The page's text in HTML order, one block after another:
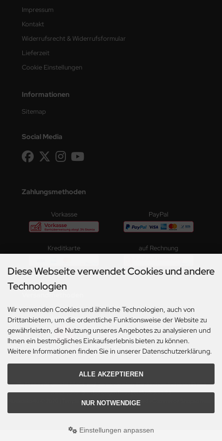
Impressum
Kontakt
Widerrufsrecht & Widerrufsformular
Lieferzeit
Cookie Einstellungen
Informationen
Sitemap
Social Media
Zahlungsmethoden
Vorkasse PayPal
Kreditkarte auf Rechnung
Versandmethoden
Paketversand
Alle Preise inkl. gesetzl. MwSt. zzgl.Versandkosten. Die durchgestrichenen Preise
entsprechen dem bisherigen Preis bei Musikdeko4u.
Musikdeko4u © 2026 | Template © 2009-2026 by modified eCommerce Shopsoftware
Diese Webseite verwendet Cookies und andere
Technologien
Wir verwenden Cookies und ähnliche Technologien, auch von
Drittanbietern, um die ordentliche Funktionsweise der Website zu
gewährleisten, die Nutzung unseres Angebotes zu analysieren und
Ihnen ein bestmögliches Einkaufserlebnis bieten zu können.
Weitere Informationen finden Sie in unserer Datenschutzerklärung.
ALLE AKZEPTIEREN
NUR NOTWENDIGE
Einstellungen anpassen